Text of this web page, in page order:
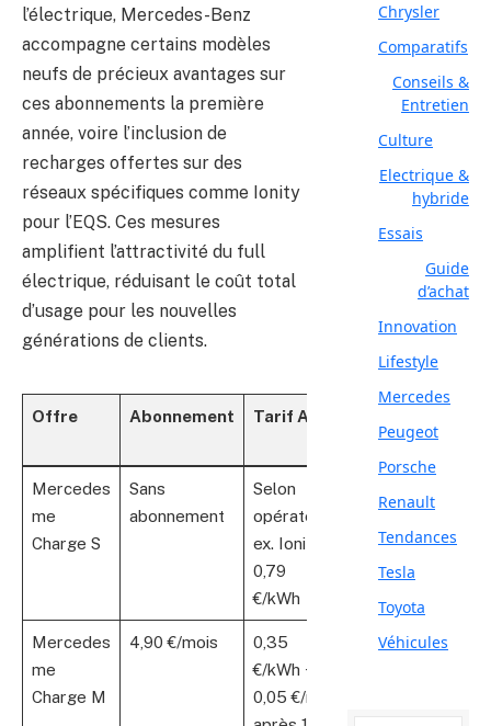
l’électrique, Mercedes-Benz
accompagne certains modèles
neufs de précieux avantages sur
ces abonnements la première
année, voire l’inclusion de
recharges offertes sur des
réseaux spécifiques comme Ionity
pour l’EQS. Ces mesures
amplifient l’attractivité du full
électrique, réduisant le coût total
d’usage pour les nouvelles
générations de clients.
Offre Abonnement Tarif AC
(Ionity)
Mercedes
me
Charge S
Sans
abonnement
Selon
opérateur,
ex. Ionity :
0,79
€/kWh
opérateur
Mercedes
me
Charge M
4,90 €/mois
0,35
€/kWh +
0,05 €/min
0,35
Chrysler
Comparatifs
Conseils &
Entretien
Culture
Electrique &
hybride
Essais
Guide
d’achat
Innovation
Lifestyle
Mercedes
Peugeot
Porsche
Renault
Tendances
Tesla
Toyota
Véhicules